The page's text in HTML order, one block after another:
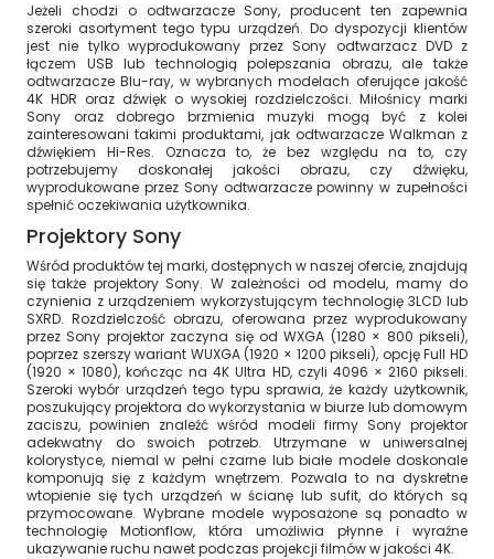
Jeżeli chodzi o odtwarzacze Sony, producent ten zapewnia
szeroki asortyment tego typu urządzeń. Do dyspozycji klientów
jest nie tylko wyprodukowany przez Sony odtwarzacz DVD z
łączem USB lub technologią polepszania obrazu, ale także
odtwarzacze Blu-ray, w wybranych modelach oferujące jakość
4K HDR oraz dźwięk o wysokiej rozdzielczości. Miłośnicy marki
Sony oraz dobrego brzmienia muzyki mogą być z kolei
zainteresowani takimi produktami, jak odtwarzacze Walkman z
dźwiękiem Hi-Res. Oznacza to, że bez względu na to, czy
potrzebujemy doskonałej jakości obrazu, czy dźwięku,
wyprodukowane przez Sony odtwarzacze powinny w zupełności
spełnić oczekiwania użytkownika.
Projektory Sony
Wśród produktów tej marki, dostępnych w naszej ofercie, znajdują
się także projektory Sony. W zależności od modelu, mamy do
czynienia z urządzeniem wykorzystującym technologię 3LCD lub
SXRD. Rozdzielczość obrazu, oferowana przez wyprodukowany
przez Sony projektor zaczyna się od WXGA (1280 × 800 pikseli),
poprzez szerszy wariant WUXGA (1920 × 1200 pikseli), opcję Full HD
(1920 × 1080), kończąc na 4K Ultra HD, czyli 4096 × 2160 pikseli.
Szeroki wybór urządzeń tego typu sprawia, że każdy użytkownik,
poszukujący projektora do wykorzystania w biurze lub domowym
zaciszu, powinien znaleźć wśród modeli firmy Sony projektor
adekwatny do swoich potrzeb. Utrzymane w uniwersalnej
kolorystyce, niemal w pełni czarne lub białe modele doskonale
komponują się z każdym wnętrzem. Pozwala to na dyskretne
wtopienie się tych urządzeń w ścianę lub sufit, do których są
przymocowane. Wybrane modele wyposażone są ponadto w
technologię Motionflow, która umożliwia płynne i wyraźne
ukazywanie ruchu nawet podczas projekcji filmów w jakości 4K.